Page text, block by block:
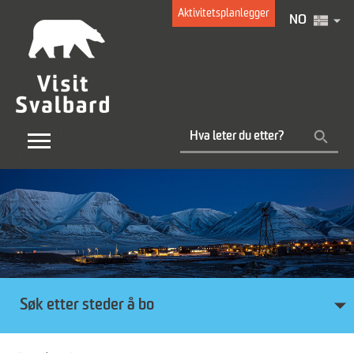
Aktivitetsplanlegger
NO
Søk etter steder å bo